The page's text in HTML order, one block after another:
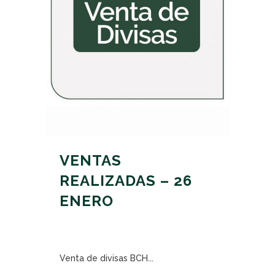
VENTAS
REALIZADAS – 26
ENERO
Venta de divisas BCH...